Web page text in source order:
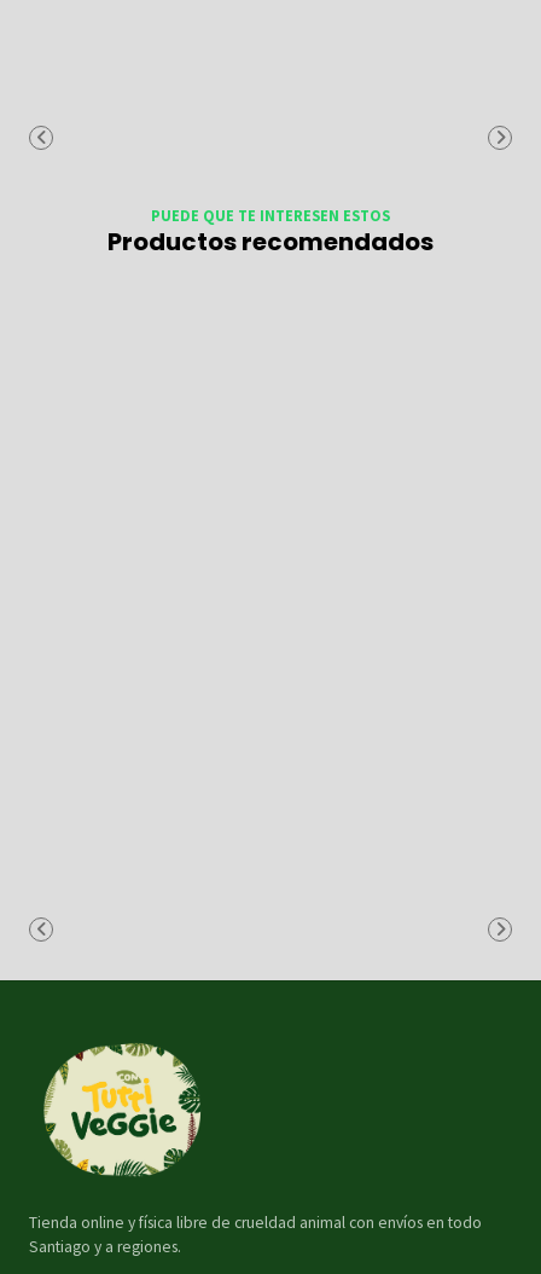
PUEDE QUE TE INTERESEN ESTOS
Productos recomendados
Tienda online y física libre de crueldad animal con envíos en todo
Santiago y a regiones.